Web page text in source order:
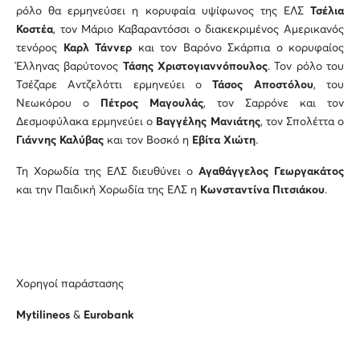
ρόλο θα ερμηνεύσει η κορυφαία υψίφωνος της ΕΛΣ Τσέλια
Κοστέα, τον Μάριο Καβαραντόσσι ο διακεκριμένος Αμερικανός
τενόρος
Καρλ Τάννερ και τον Βαρόνο Σκάρπια ο κορυφαίος
Έλληνας βαρύτονος Τάσης Χριστογιαννόπουλος. Τον ρόλο του
Τσέζαρε Αντζελόττι ερμηνεύει οΤάσος Αποστόλου, του
Νεωκόρου ο
Πέτρος Μαγουλάς, τον Σαρρόνε και τον
Δεσμοφύλακα ερμηνεύει o Βαγγέλης Μανιάτης, τον Σπολέττα ο
Γιάννης Καλύβας και τον Βοσκό η Εβίτα Χιώτη.
Τη Χορωδία της ΕΛΣ διευθύνει οΑγαθάγγελος Γεωργακάτος
και την Παιδική Χορωδία της ΕΛΣ η Κωνσταντίνα Πιτσιάκου.
Χορηγοί παράστασης
Mytilineos & Eurobank